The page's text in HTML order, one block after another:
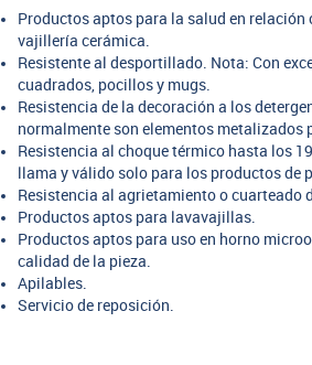
Productos aptos para la salud en
vajillería cerámica.
Resistente al desportillado. Nota: Con
cuadrados, pocillos y mugs.
Resistencia de la decoración a los
normalmente son elementos metalizados
Resistencia al choque térmico hasta los
llama y válido solo para los productos de
Resistencia al agrietamiento o cuarteado
Productos aptos para lavavajillas.
Productos aptos para uso en horno
calidad de la pieza.
Apilables.
Servicio de reposición.